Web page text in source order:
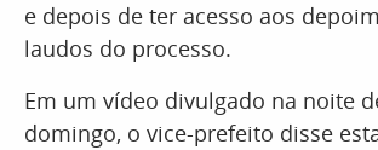
e depois de ter acesso aos
laudos do processo.
Em um vídeo divulgado na noite
domingo, o vice-prefeito disse